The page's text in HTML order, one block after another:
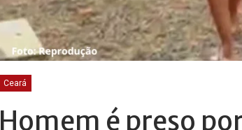
Ceará
Homem é preso